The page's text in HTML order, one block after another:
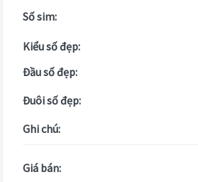
Số sim:
Kiểu số đẹp:
Đầu số đẹp:
Đuôi số đẹp:
Ghi chú:
Giá bán: